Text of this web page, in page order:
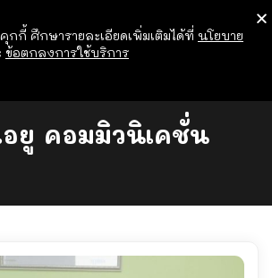
อยู คอมมิวนิเคชั่น
กกี้ ศึกษารายละเอียดเพิ่มเติมได้ที่ นโยบาย
ข้อตกลงการใช้บริการ